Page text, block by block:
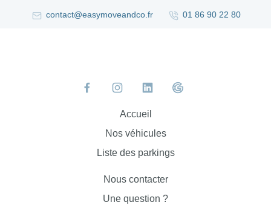
contact@easymoveandco.fr 01 86 90 22 80
Accueil
Nos véhicules
Liste des parkings
Nous contacter
Une question ?